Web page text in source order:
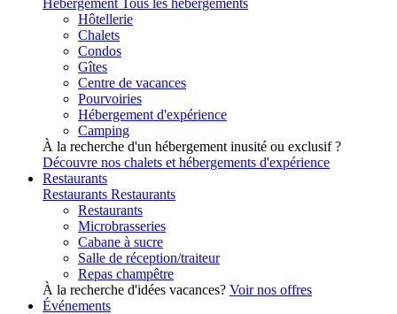
Hôtellerie
Chalets
Condos
Gîtes
Centre de vacances
Pourvoiries
Hébergement d'expérience
Camping
À la recherche d'un hébergement inusité ou exclusif ?
Découvre nos chalets et hébergements d'expérience
Restaurants
Restaurants Restaurants
Restaurants
Microbrasseries
Cabane à sucre
Salle de réception/traiteur
Repas champêtre
À la recherche d'idées vacances? Voir nos offres
Événements